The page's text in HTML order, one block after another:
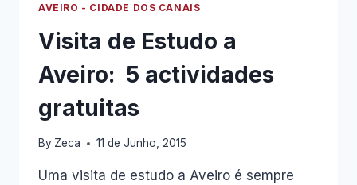
AVEIRO - CIDADE DOS CANAIS
Visita de Estudo a
Aveiro: 5 actividades
gratuitas
By Zeca 11 de Junho, 2015
Uma visita de estudo a Aveiro é sempre